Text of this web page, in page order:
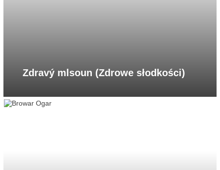
Zdravý mlsoun (Zdrowe słodkości)